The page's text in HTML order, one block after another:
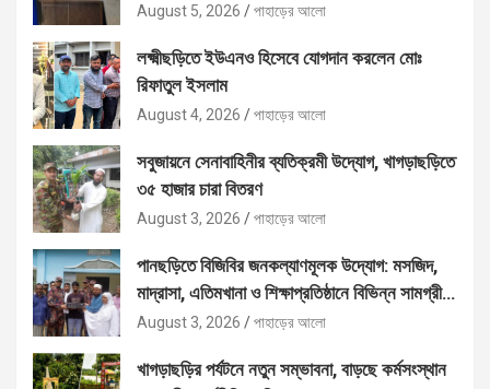
August 5, 2026 পাহাড়ের আলো
লক্ষ্মীছড়িতে ইউএনও হিসেবে যোগদান করলেন মোঃ
রিফাতুল ইসলাম
August 4, 2026 পাহাড়ের আলো
সবুজায়নে সেনাবাহিনীর ব্যতিক্রমী উদ্যোগ, খাগড়াছড়িতে
৩৫ হাজার চারা বিতরণ
August 3, 2026 পাহাড়ের আলো
পানছড়িতে বিজিবির জনকল্যাণমূলক উদ্যোগ: মসজিদ,
মাদ্রাসা, এতিমখানা ও শিক্ষাপ্রতিষ্ঠানে বিভিন্ন সামগ্রী
বিতরণ
August 3, 2026 পাহাড়ের আলো
খাগড়াছড়ির পর্যটনে নতুন সম্ভাবনা, বাড়ছে কর্মসংস্থান